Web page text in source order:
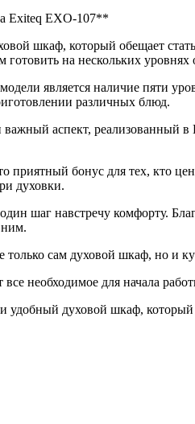
Exiteq EXO-107**
шкаф, который обещает
на нескольких
является наличие пяти
различных блюд.
важный аспект, реализованный
приятный бонус для тех, кто
духовки.
шаг навстречу комфорту.
ним.
сам духовой шкаф, но и
необходимое для начала
удобный духовой шкаф,